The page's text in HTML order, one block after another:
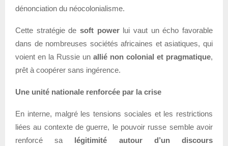
dénonciation du néocolonialisme.
Cette stratégie de soft powerlui vaut un écho favorable
dans de nombreuses sociétés africaines et asiatiques, qui
voient en la Russie un allié non colonial et pragmatique,
prêt à coopérer sans ingérence.
Une unité nationale renforcée par la crise
En interne, malgré les tensions sociales et les restrictions
liées au contexte de guerre, le pouvoir russe semble avoir
renforcé sa légitimité autour d’un discours